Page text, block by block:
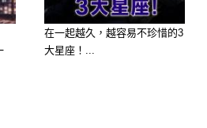
在一起越久，越容易不珍惜的3
大星座！...